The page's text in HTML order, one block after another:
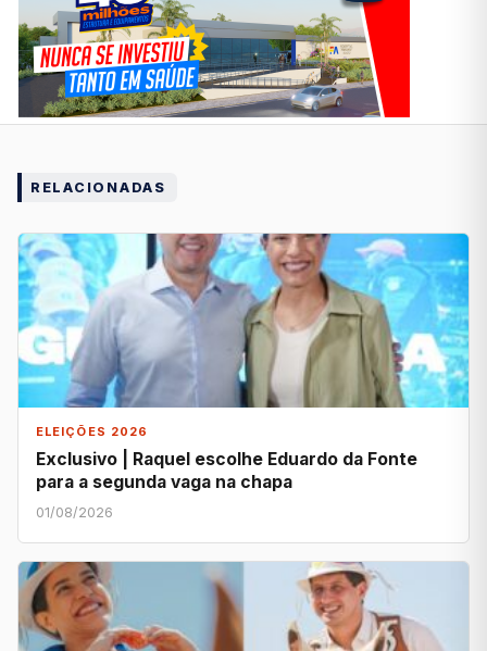
RELACIONADAS
ELEIÇÕES 2026
Exclusivo | Raquel escolhe Eduardo da Fonte
para a segunda vaga na chapa
01/08/2026